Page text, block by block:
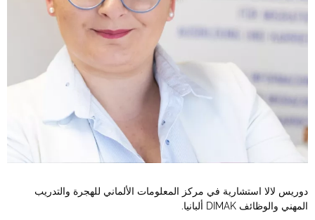
دوريس لالا استشارية في مركز المعلومات الألماني للهجرة والتدريب
المهني والوظائف DIMAK ألبانيا.